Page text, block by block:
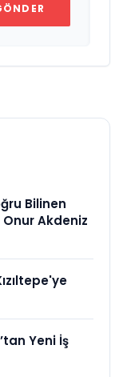
Bilinen
Akdeniz
Yeni İş